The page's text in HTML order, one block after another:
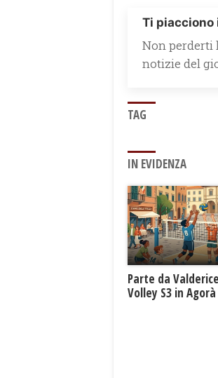
Ti
Non perderti
notizie del
TAG
IN EVIDENZA
Parte da
Volley S3 in Agorà